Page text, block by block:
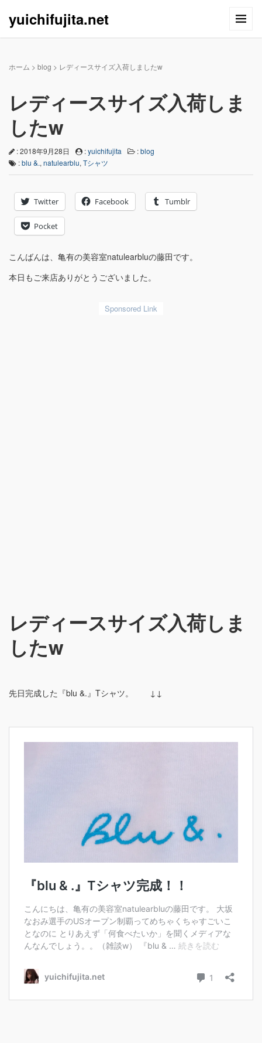
yuichifujita.net
ホーム > blog > レディースサイズ入荷しましたw
レディースサイズ入荷しま
したw
: 2018年9月28日 :yuichifujita :blog
:blu &., natulearblu, Tシャツ
Twitter Facebook Tumblr
Pocket
こんばんは、亀有の美容室natulearbluの藤田です。
本日もご来店ありがとうございました。
レディースサイズ入荷しま
したw
先日完成した『blu &.』Tシャツ。 ↓↓